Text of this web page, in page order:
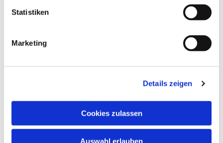
Statistiken
Marketing
Details zeigen
Cookies zulassen
Auswahl erlauben